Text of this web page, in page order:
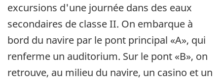
excursions d'une journée dans des eaux
secondaires de classe II. On embarque à
bord du navire par le pont principal «A», qui
renferme un auditorium. Sur le pont «B», on
retrouve, au milieu du navire, un casino et un